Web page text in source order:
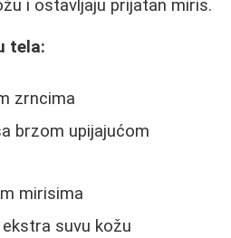
i ostavljaju prijatan miris.
tela:
zrncima
brzom upijajućom
mirisima
suvu kožu